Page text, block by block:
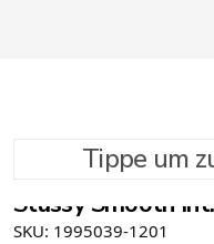
Tippe um zu suchen
Stüssy Smooth
SKU: 1995039-1201